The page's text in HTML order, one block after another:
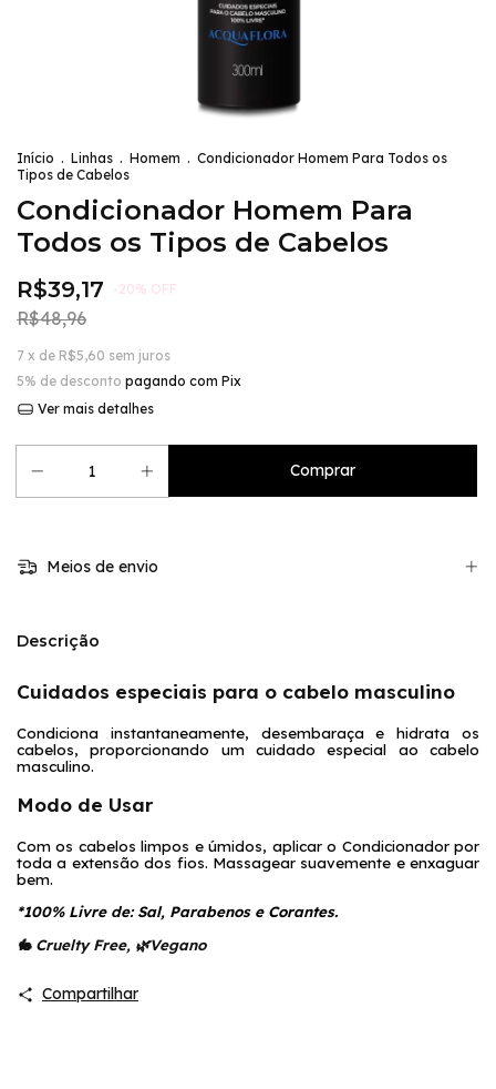
Início . Linhas . Homem . Condicionador Homem Para Todos os
Tipos de Cabelos
Condicionador Homem Para
Todos os Tipos de Cabelos
R$39,17 -20% OFF
R$48,96
7 x de R$5,60 sem juros
5% de desconto pagando com Pix
Ver mais detalhes
Meios de envio
Descrição
Cuidados especiais para o cabelo masculino
Condiciona instantaneamente, desembaraça e hidrata os
cabelos, proporcionando um cuidado especial ao cabelo
masculino.
Modo de Usar
Com os cabelos limpos e úmidos, aplicar o Condicionador por
toda a extensão dos fios. Massagear suavemente e enxaguar
bem.
*100% Livre de: Sal, Parabenos e Corantes.
🐇 Cruelty Free, 🌿Vegano
Compartilhar